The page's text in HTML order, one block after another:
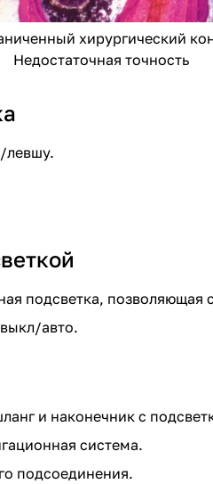
хирургический
точность
левшу.
подсветка, позволяющая
авто.
и наконечник с
система.
подсоединения.